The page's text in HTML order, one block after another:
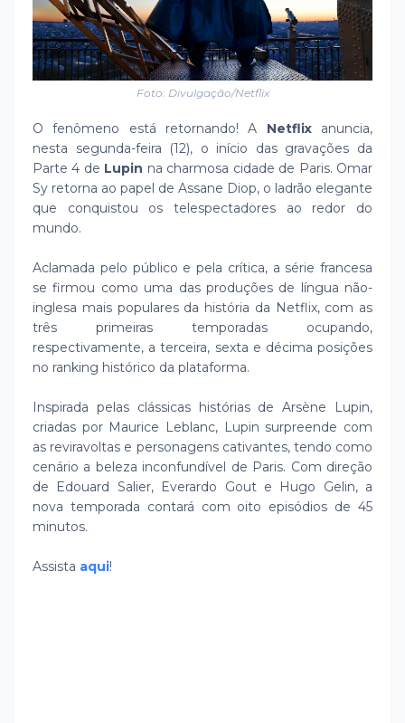
Foto: Divulgação/Netflix
O fenômeno está retornando! A Netflix anuncia,
nesta segunda-feira (12), o início das gravações da
Parte 4 de Lupin na charmosa cidade de Paris. Omar
Sy retorna ao papel de Assane Diop, o ladrão elegante
que conquistou os telespectadores ao redor do
mundo.
Aclamada pelo público e pela crítica, a série francesa
se firmou como uma das produções de língua não-
inglesa mais populares da história da Netflix, com as
três primeiras temporadas ocupando,
respectivamente, a terceira, sexta e décima posições
no ranking histórico da plataforma.
Inspirada pelas clássicas histórias de Arsène Lupin,
criadas por Maurice Leblanc, Lupin surpreende com
as reviravoltas e personagens cativantes, tendo como
cenário a beleza inconfundível de Paris. Com direção
de Edouard Salier, Everardo Gout e Hugo Gelin, a
nova temporada contará com oito episódios de 45
minutos.
Assista aqui!